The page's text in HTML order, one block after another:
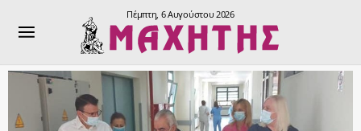
Πέμπτη, 6 Αυγούστου 2026